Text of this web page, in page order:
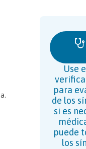
Use
para
de los
si es
puede
los